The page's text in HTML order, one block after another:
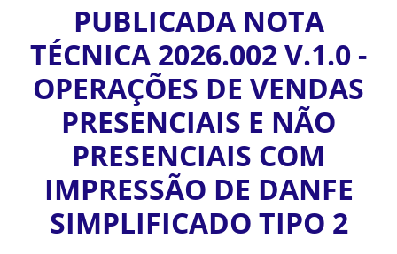
PUBLICADA NOTA
TÉCNICA 2026.002 V.1.0 -
OPERAÇÕES DE VENDAS
PRESENCIAIS E NÃO
PRESENCIAIS COM
IMPRESSÃO DE DANFE
SIMPLIFICADO TIPO 2